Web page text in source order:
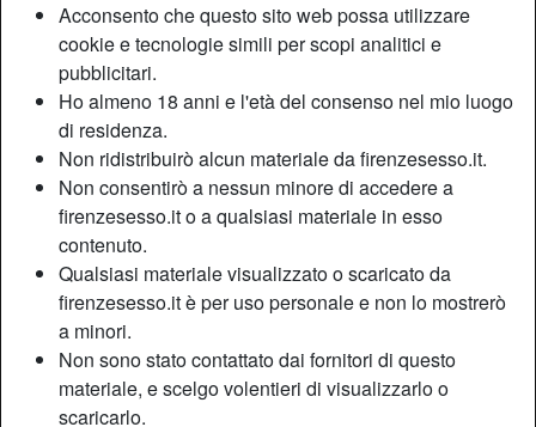
Acconsento che questo sito web possa utilizzare
cookie e tecnologie simili per scopi analitici e
pubblicitari.
Ho almeno 18 anni e l'età del consenso nel mio luogo
di residenza.
Non ridistribuirò alcun materiale da firenzesesso.it.
Non consentirò a nessun minore di accedere a
firenzesesso.it o a qualsiasi materiale in esso
contenuto.
Qualsiasi materiale visualizzato o scaricato da
firenzesesso.it è per uso personale e non lo mostrerò
a minori.
Non sono stato contattato dai fornitori di questo
materiale, e scelgo volentieri di visualizzarlo o
scaricarlo.
Nickname:
Età:
51
Paese:
Italia
Provincia:
Bologna
Sesso:
Donna
Sessualità: